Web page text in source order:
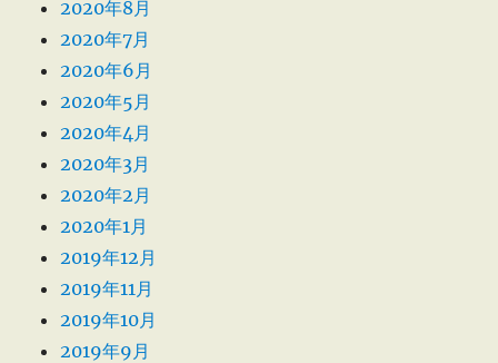
2020年8月
2020年7月
2020年6月
2020年5月
2020年4月
2020年3月
2020年2月
2020年1月
2019年12月
2019年11月
2019年10月
2019年9月